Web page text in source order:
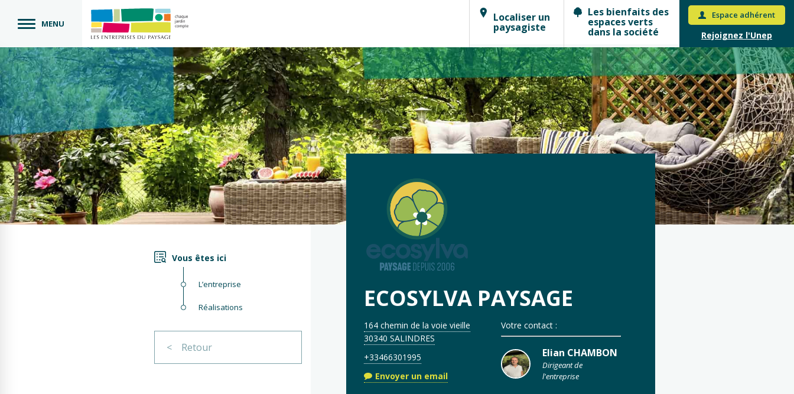
MENU Localiser un
paysagiste
Les bienfaits des
espaces verts
dans la société
Espace adhérent
Rejoignez l'Unep
Vous êtes ici
L’entreprise
Réalisations
< Retour
ECOSYLVA PAYSAGE
164 chemin de la voie vieille
30340 SALINDRES
+33466301995
Envoyer un email
Votre contact :
Elian CHAMBON
Dirigeant de
l'entreprise